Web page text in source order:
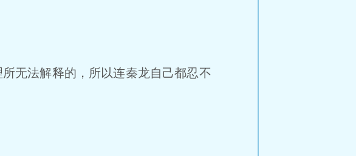
无法解释的，所以连秦龙自己都忍不